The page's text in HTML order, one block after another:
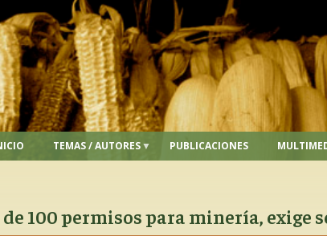
TEMAS / AUTORES PUBLICACIONES
100 permisos para minería, exige